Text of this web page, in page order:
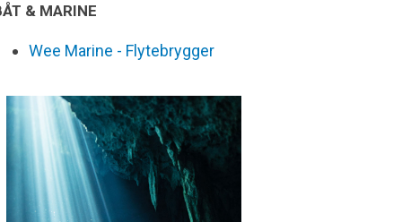
& MARINE
Wee Marine - Flytebrygger